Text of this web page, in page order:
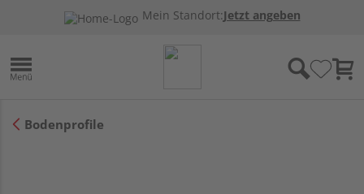
Mein Standort:Jetzt angeben
Bodenprofile